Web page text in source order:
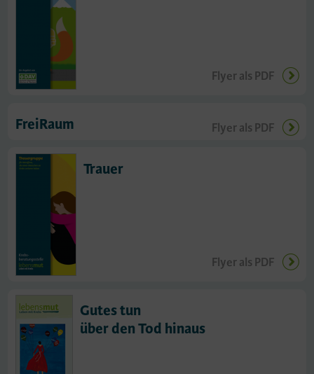
Flyer als PDF
FreiRaum Flyer als PDF
Trauer
Flyer als PDF
Gutes tun
über den Tod hinaus